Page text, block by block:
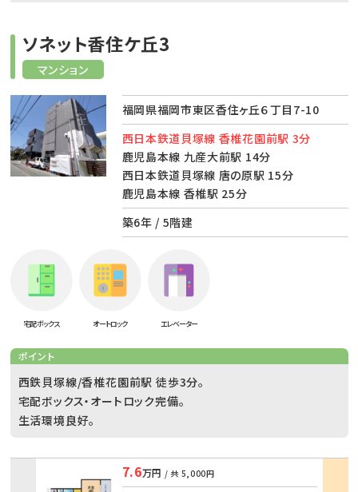
マンション
ソネット香住ケ丘3
福岡県福岡市東区香住ヶ丘６丁目7-10
西日本鉄道貝塚線 香椎花園前駅 3分
鹿児島本線 九産大前駅 14分
西日本鉄道貝塚線 唐の原駅 15分
鹿児島本線 香椎駅 25分
築6年 / 5階建
宅配ボックス オートロック エレベーター
ポイント
西鉄貝塚線/香椎花園前駅 徒歩3分。
宅配ボックス・オートロック完備。
生活環境良好。
7.6万円 / 共 5,000円